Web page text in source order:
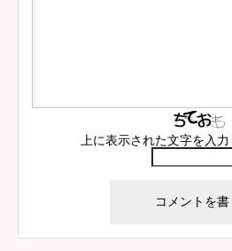
上に表示された文字を入力